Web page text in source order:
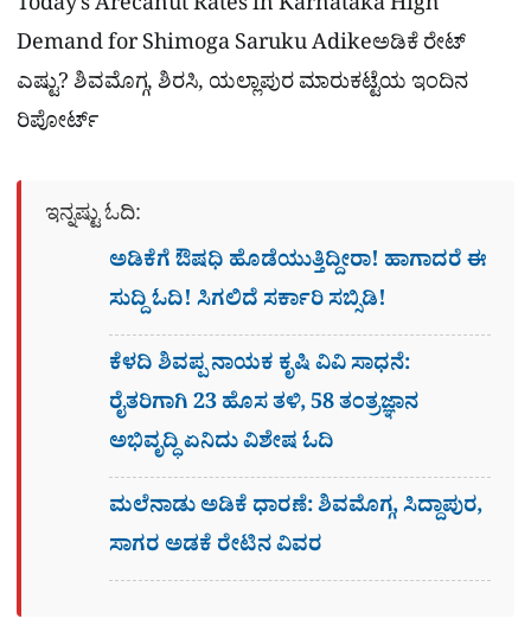
Today’s Arecanut Rates in Karnataka High
Demand for Shimoga Saruku Adikeಅಡಿಕೆ ರೇಟ್
ಎಷ್ಟು? ಶಿವಮೊಗ್ಗ, ಶಿರಸಿ, ಯಲ್ಲಾಪುರ ಮಾರುಕಟ್ಟೆಯ ಇಂದಿನ
ರಿಪೋರ್ಟ್
ಇನ್ನಷ್ಟು ಓದಿ:
ಅಡಿಕೆಗೆ ಔಷಧಿ ಹೊಡೆಯುತ್ತಿದ್ದೀರಾ! ಹಾಗಾದರೆ ಈ
ಸುದ್ದಿ ಓದಿ! ಸಿಗಲಿದೆ ಸರ್ಕಾರಿ ಸಬ್ಸಿಡಿ!
ಕೆಳದಿ ಶಿವಪ್ಪ ನಾಯಕ ಕೃಷಿ ವಿವಿ ಸಾಧನೆ:
ರೈತರಿಗಾಗಿ 23 ಹೊಸ ತಳಿ, 58 ತಂತ್ರಜ್ಞಾನ
ಅಭಿವೃದ್ಧಿ ಏನಿದು ವಿಶೇಷ ಓದಿ
ಮಲೆನಾಡು ಅಡಿಕೆ ಧಾರಣೆ: ಶಿವಮೊಗ್ಗ, ಸಿದ್ದಾಪುರ,
ಸಾಗರ ಅಡಕೆ ರೇಟಿನ ವಿವರ